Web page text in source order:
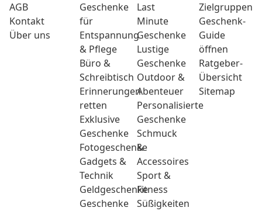
AGB
Kontakt
Über uns
Geschenke
für
Entspannung
& Pflege
Büro &
Schreibtisch
Erinnerungen
retten
Exklusive
Geschenke
Fotogeschenke
Gadgets &
Technik
Geldgeschenke
Geschenke
Last
Minute
Geschenke
Lustige
Geschenke
Outdoor &
Abenteuer
Personalisierte
Geschenke
Schmuck
&
Accessoires
Sport &
Fitness
Süßigkeiten
Zielgruppen
Geschenk-
Guide
öffnen
Ratgeber-
Übersicht
Sitemap